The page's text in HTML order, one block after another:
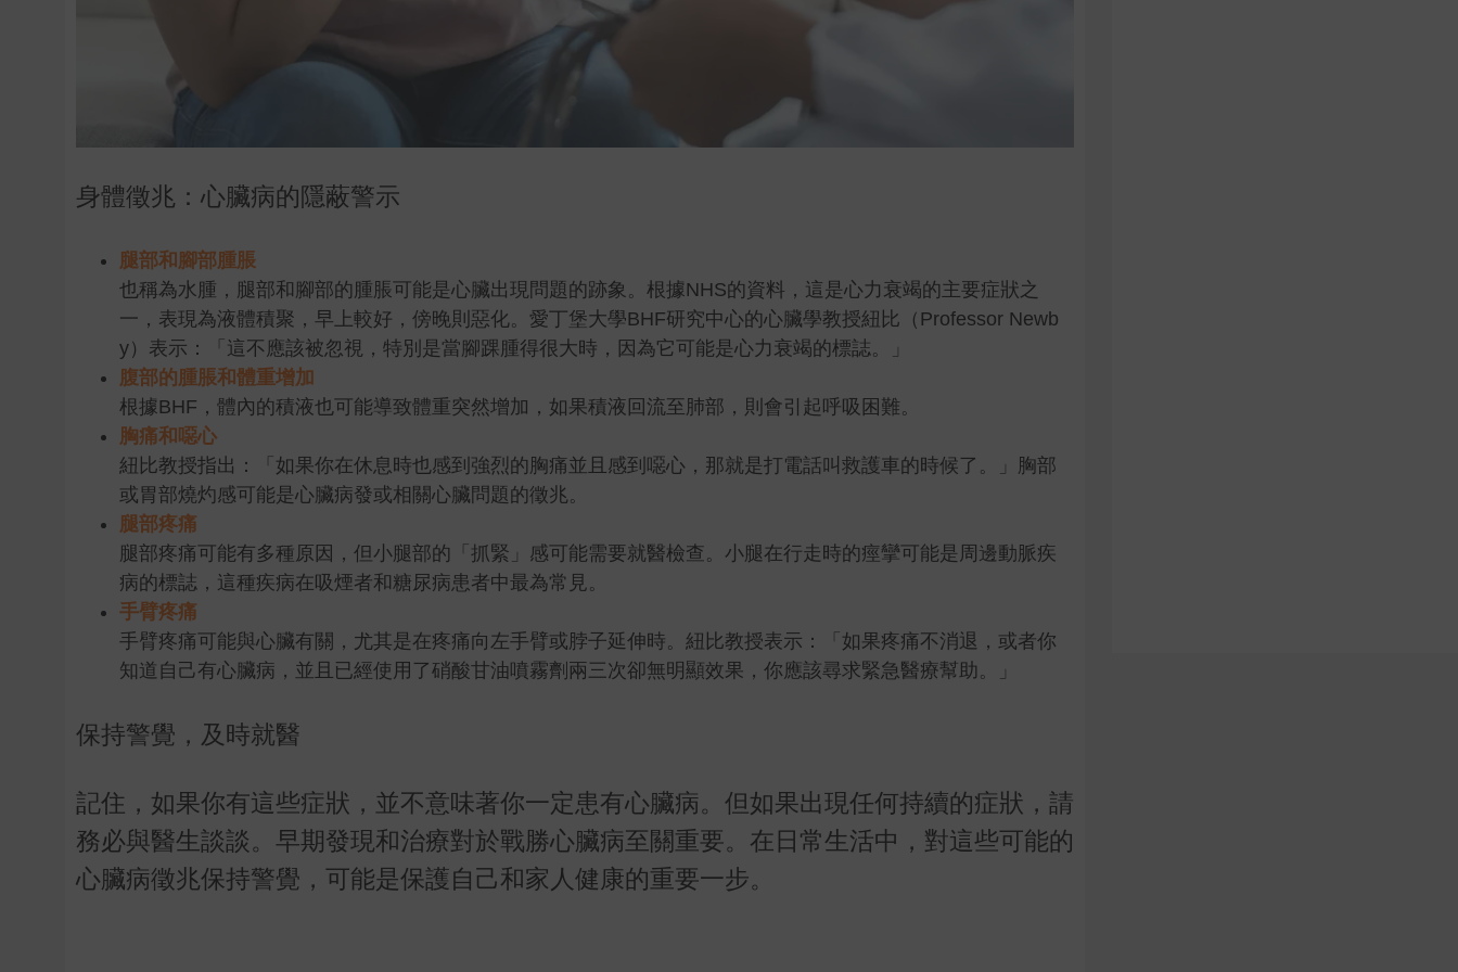
身體徵兆：心臟病的隱蔽警示
腿部和腳部腫脹
也稱為水腫，腿部和腳部的腫脹可能是心臟出現問題的跡象。根據NHS的資料，這是心力衰竭的主要症狀之
一，表現為液體積聚，早上較好，傍晚則惡化。愛丁堡大學BHF研究中心的心臟學教授紐比（Professor Newb
y）表示：「這不應該被忽視，特別是當腳踝腫得很大時，因為它可能是心力衰竭的標誌。」
腹部的腫脹和體重增加
根據BHF，體內的積液也可能導致體重突然增加，如果積液回流至肺部，則會引起呼吸困難。
胸痛和噁心
紐比教授指出：「如果你在休息時也感到強烈的胸痛並且感到噁心，那就是打電話叫救護車的時候了。」胸部
或胃部燒灼感可能是心臟病發或相關心臟問題的徵兆。
腿部疼痛
腿部疼痛可能有多種原因，但小腿部的「抓緊」感可能需要就醫檢查。小腿在行走時的痙攣可能是周邊動脈疾
病的標誌，這種疾病在吸煙者和糖尿病患者中最為常見。
手臂疼痛
手臂疼痛可能與心臟有關，尤其是在疼痛向左手臂或脖子延伸時。紐比教授表示：「如果疼痛不消退，或者你
知道自己有心臟病，並且已經使用了硝酸甘油噴霧劑兩三次卻無明顯效果，你應該尋求緊急醫療幫助。」
保持警覺，及時就醫
記住，如果你有這些症狀，並不意味著你一定患有心臟病。但如果出現任何持續的症狀，請
務必與醫生談談。早期發現和治療對於戰勝心臟病至關重要。在日常生活中，對這些可能的
心臟病徵兆保持警覺，可能是保護自己和家人健康的重要一步。